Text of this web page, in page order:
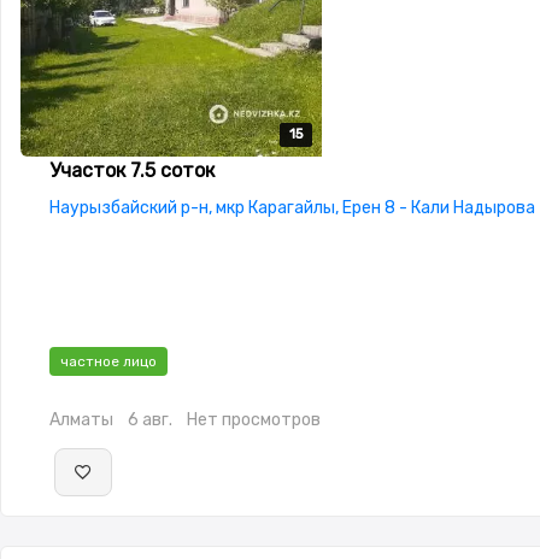
15
15
15
15
15
Участок 7.5 соток
Наурызбайский р-н, мкр Карагайлы, Ерен 8 - Кали Надырова
частное лицо
Алматы 6 авг. Нет просмотров